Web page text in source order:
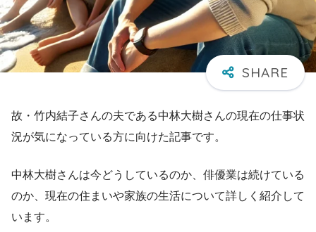
故・竹内結子さんの夫である中林大樹さんの現在の仕事状
況が気になっている方に向けた記事です。
中林大樹さんは今どうしているのか、俳優業は続けている
のか、現在の住まいや家族の生活について詳しく紹介して
います。